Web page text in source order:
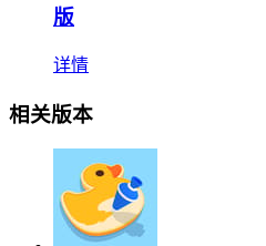
版
详情
相关版本